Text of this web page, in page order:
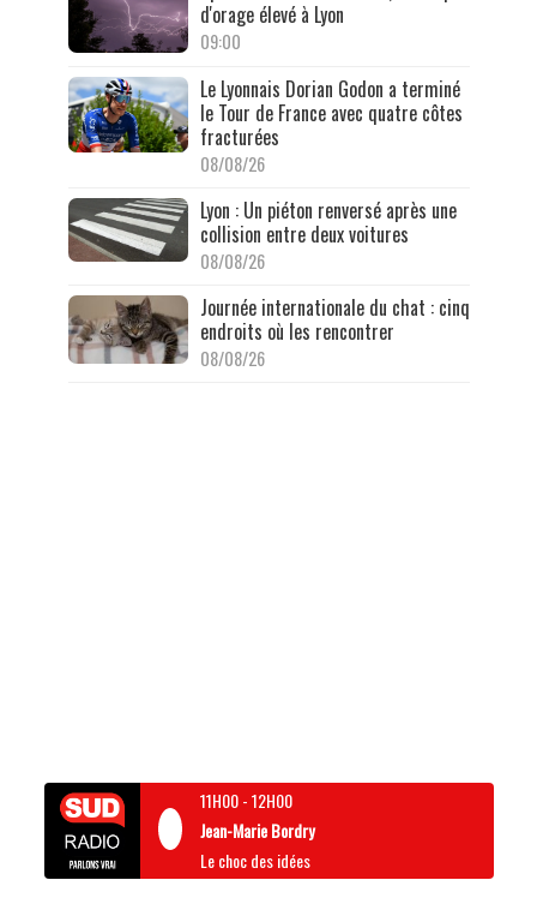
d'orage élevé à Lyon
09:00
Le Lyonnais Dorian Godon a terminé
le Tour de France avec quatre côtes
fracturées
08/08/26
Lyon : Un piéton renversé après une
collision entre deux voitures
08/08/26
Journée internationale du chat : cinq
endroits où les rencontrer
08/08/26
11H00-12H00
Jean-Marie Bordry
Le choc des idées